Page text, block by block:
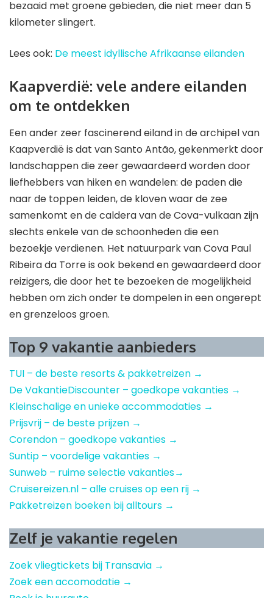
bezaaid met groene gebieden, die niet meer dan 5
kilometer slingert.
Lees ook: De meest idyllische Afrikaanse eilanden
Kaapverdië: vele andere eilanden
om te ontdekken
Een ander zeer fascinerend eiland in de archipel van
Kaapverdië is dat van Santo Antão, gekenmerkt door
landschappen die zeer gewaardeerd worden door
liefhebbers van hiken en wandelen: de paden die
naar de toppen leiden, de kloven waar de zee
samenkomt en de caldera van de Cova-vulkaan zijn
slechts enkele van de schoonheden die een
bezoekje verdienen. Het natuurpark van Cova Paul
Ribeira da Torre is ook bekend en gewaardeerd door
reizigers, die door het te bezoeken de mogelijkheid
hebben om zich onder te dompelen in een ongerept
en grenzeloos groen.
Top 9 vakantie aanbieders
TUI – de beste resorts & pakketreizen →
De VakantieDiscounter – goedkope vakanties →
Kleinschalige en unieke accommodaties →
Prijsvrij – de beste prijzen →
Corendon – goedkope vakanties →
Suntip – voordelige vakanties →
Sunweb – ruime selectie vakanties→
Cruisereizen.nl – alle cruises op een rij →
Pakketreizen boeken bij alltours →
Zelf je vakantie regelen
Zoek vliegtickets bij Transavia →
Zoek een accomodatie →